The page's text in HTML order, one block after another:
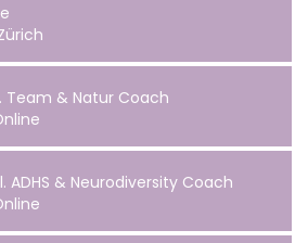
Team & Natur Coach
ADHS & Neurodiversity Coach